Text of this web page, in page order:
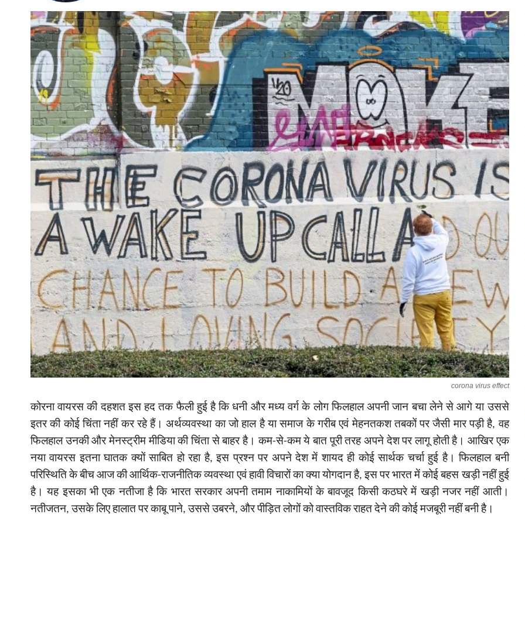
corona virus effect
कोरना वायरस की दहशत इस हद तक फैली हुई है कि धनी और मध्य वर्ग के लोग फिलहाल अपनी जान बचा लेने से आगे या उससे
इतर की कोई चिंता नहीं कर रहे हैं। अर्थव्यवस्था का जो हाल है या समाज के गरीब एवं मेहनतकश तबकों पर जैसी मार पड़ी है, वह
फिलहाल उनकी और मेनस्ट्रीम मीडिया की चिंता से बाहर है। कम-से-कम ये बात पूरी तरह अपने देश पर लागू होती है। आखिर एक
नया वायरस इतना घातक क्यों साबित हो रहा है, इस प्रश्न पर अपने देश में शायद ही कोई सार्थक चर्चा हुई है। फिलहाल बनी
परिस्थिति के बीच आज की आर्थिक-राजनीतिक व्यवस्था एवं हावी विचारों का क्या योगदान है, इस पर भारत में कोई बहस खड़ी नहीं हुई
है। यह इसका भी एक नतीजा है कि भारत सरकार अपनी तमाम नाकामियों के बावजूद किसी कठघरे में खड़ी नजर नहीं आती।
नतीजतन, उसके लिए हालात पर काबू पाने, उससे उबरने, और पीड़ित लोगों को वास्तविक राहत देने की कोई मजबूरी नहीं बनी है।